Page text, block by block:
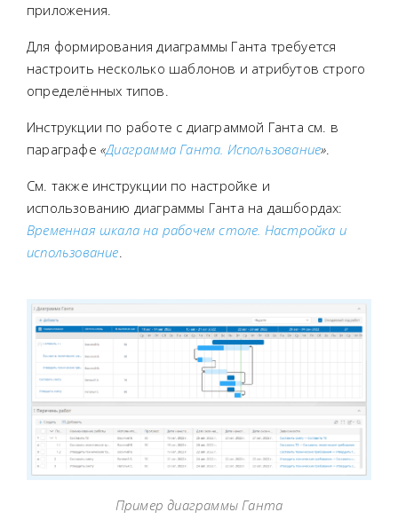
приложения.
Для формирования диаграммы Ганта требуется
настроить несколько шаблонов и атрибутов строго
определённых типов.
Инструкции по работе с диаграммой Ганта см. в
параграфе «Диаграмма Ганта. Использование».
См. также инструкции по настройке и
использованию диаграммы Ганта на дашбордах:
Временная шкала на рабочем столе. Настройка и
использование.
Пример диаграммы Ганта